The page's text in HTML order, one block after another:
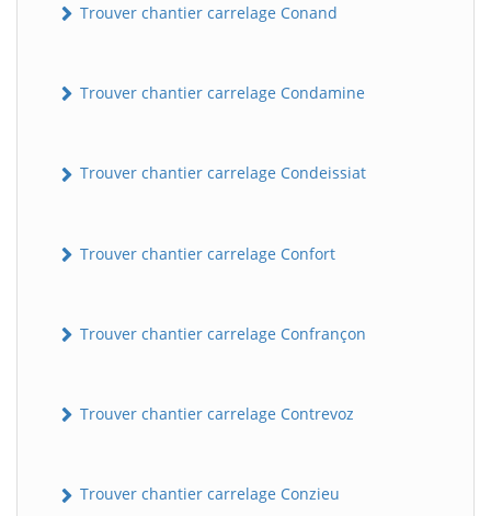
Trouver chantier carrelage Conand
Trouver chantier carrelage Condamine
Trouver chantier carrelage Condeissiat
Trouver chantier carrelage Confort
Trouver chantier carrelage Confrançon
Trouver chantier carrelage Contrevoz
Trouver chantier carrelage Conzieu